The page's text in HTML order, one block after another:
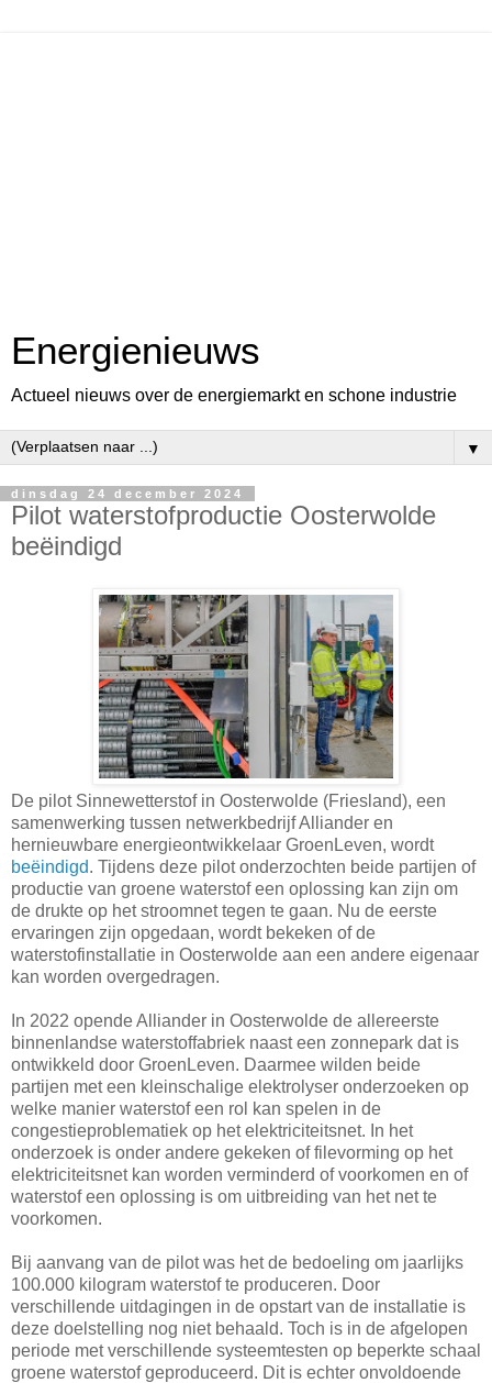
Energienieuws
Actueel nieuws over de energiemarkt en schone industrie
▼
dinsdag 24 december 2024
Pilot waterstofproductie Oosterwolde
beëindigd
De pilot Sinnewetterstof in Oosterwolde (Friesland), een
samenwerking tussen netwerkbedrijf Alliander en
hernieuwbare energieontwikkelaar GroenLeven, wordt
beëindigd. Tijdens deze pilot onderzochten beide partijen of
productie van groene waterstof een oplossing kan zijn om
de drukte op het stroomnet tegen te gaan. Nu de eerste
ervaringen zijn opgedaan, wordt bekeken of de
waterstofinstallatie in Oosterwolde aan een andere eigenaar
kan worden overgedragen.
In 2022 opende Alliander in Oosterwolde de allereerste
binnenlandse waterstoffabriek naast een zonnepark dat is
ontwikkeld door GroenLeven. Daarmee wilden beide
partijen met een kleinschalige elektrolyser onderzoeken op
welke manier waterstof een rol kan spelen in de
congestieproblematiek op het elektriciteitsnet. In het
onderzoek is onder andere gekeken of filevorming op het
elektriciteitsnet kan worden verminderd of voorkomen en of
waterstof een oplossing is om uitbreiding van het net te
voorkomen.
Bij aanvang van de pilot was het de bedoeling om jaarlijks
100.000 kilogram waterstof te produceren. Door
verschillende uitdagingen in de opstart van de installatie is
deze doelstelling nog niet behaald. Toch is in de afgelopen
periode met verschillende systeemtesten op beperkte schaal
groene waterstof geproduceerd. Dit is echter onvoldoende